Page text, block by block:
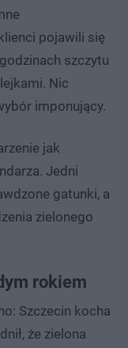
pojawili się
szczytu
Nic
imponujący.
jak
Jedni
gatunki, a
zielonego
rokiem
Szczecin kocha
że zielona